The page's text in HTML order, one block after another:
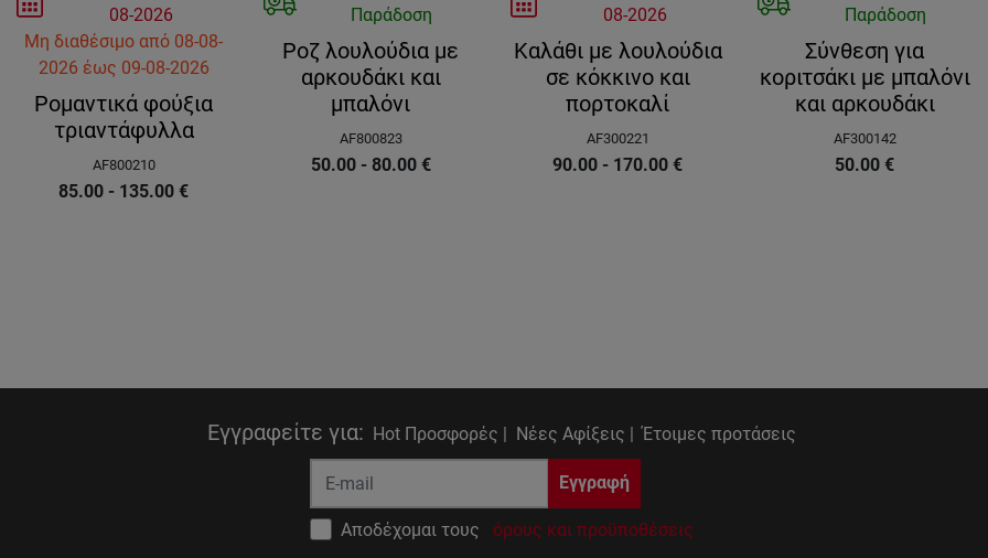
08-2026
Μη διαθέσιμο από 08-08-
2026 έως 09-08-2026
Ρομαντικά φούξια
τριαντάφυλλα
AF800210
85.00 - 135.00 €
Παράδοση
Ροζ λουλούδια με
αρκουδάκι και
μπαλόνι
AF800823
50.00 - 80.00 €
08-2026
Καλάθι με λουλούδια
σε κόκκινο και
πορτοκαλί
AF300221
90.00 - 170.00 €
Παράδοση
Σύνθεση για
κοριτσάκι με μπαλόνι
και αρκουδάκι
AF300142
50.00 €
Εγγραφείτε για: Hot Προσφορές | Νέες Αφίξεις | Έτοιμες προτάσεις
Εγγραφή
Αποδέχομαι τους όρους και προϋποθέσεις